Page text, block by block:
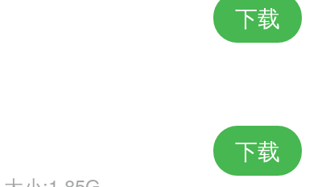
下载
下载